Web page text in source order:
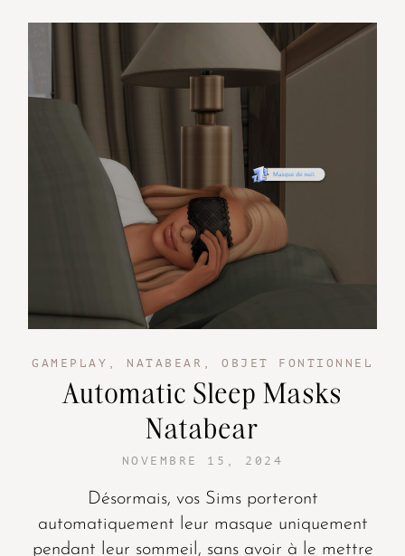
GAMEPLAY , NATABEAR , OBJET FONTIONNEL
Automatic Sleep Masks
Natabear
NOVEMBRE 15, 2024
Désormais, vos Sims porteront
automatiquement leur masque uniquement
pendant leur sommeil, sans avoir à le mettre